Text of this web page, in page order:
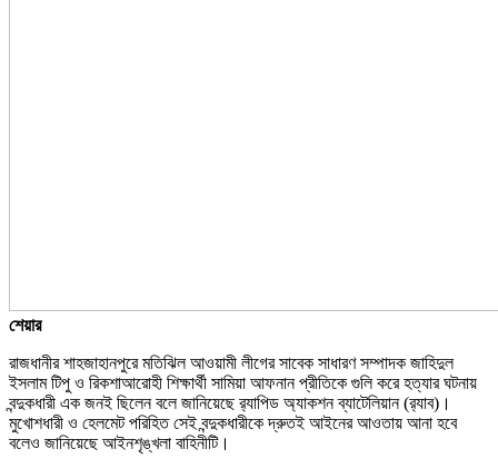
শেয়ার
রাজধানীর শাহজাহানপুরে মতিঝিল আওয়ামী লীগের সাবেক সাধারণ সম্পাদক জাহিদুল
ইসলাম টিপু ও রিকশাআরোহী শিক্ষার্থী সামিয়া আফনান প্রীতিকে গুলি করে হত্যার ঘটনায়
বন্দুকধারী এক জনই ছিলেন বলে জানিয়েছে র‌্যাপিড অ্যাকশন ব্যাটেলিয়ান (র‌্যাব)।
মুখোশধারী ও হেলমেট পরিহিত সেই বন্দুকধারীকে দ্রুতই আইনের আওতায় আনা হবে
বলেও জানিয়েছে আইনশৃঙ্খলা বাহিনীটি।